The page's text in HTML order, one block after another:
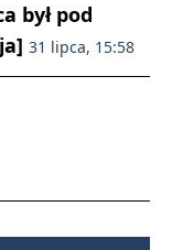
był pod
31 lipca, 15:58